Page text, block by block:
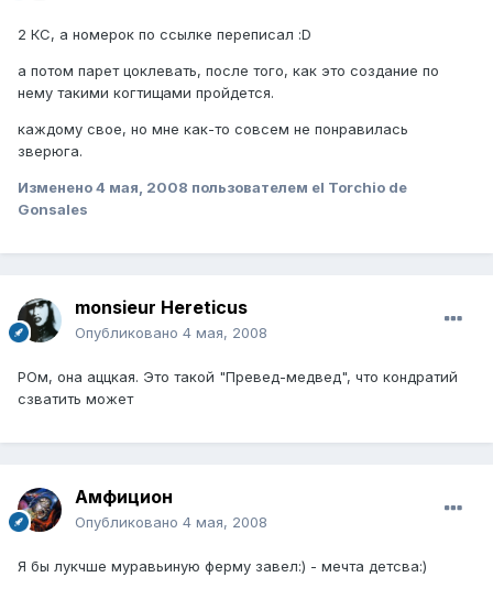
2 КС, а номерок по ссылке переписал :D
а потом парет цоклевать, после того, как это создание по
нему такими когтищами пройдется.
каждому свое, но мне как-то совсем не понравилась
зверюга.
Изменено4 мая, 2008 пользователем el Torchio de
Gonsales
monsieur Hereticus
Опубликовано 4 мая, 2008
РОм, она аццкая. Это такой "Превед-медвед", что кондратий
сзватить может
Амфицион
Опубликовано 4 мая, 2008
Я бы лукчше муравьиную ферму завел:) - мечта детсва:)